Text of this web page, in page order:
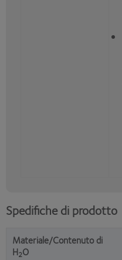
Spedifiche di prodotto
Materiale/Contenuto di
H2O